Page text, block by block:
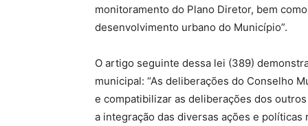
monitoramento do Plano Diretor, bem
desenvolvimento urbano do Município”.
O artigo seguinte dessa lei (389)
municipal: “As deliberações do Conselho
e compatibilizar as deliberações dos
a integração das diversas ações e